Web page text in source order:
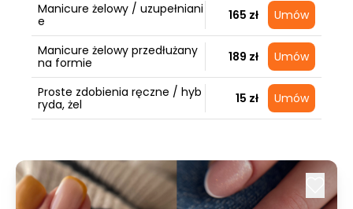
Manicure żelowy / uzupełniani
e
165 zł Umów
Manicure żelowy przedłużany
na formie
189 zł Umów
Proste zdobienia ręczne / hyb
ryda, żel
15 zł Umów